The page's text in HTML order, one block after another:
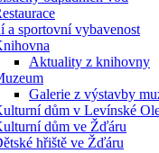
a sportovní vybavenost
Aktuality z knihovny
Galerie z výstavby
dům v Levínské
dům ve Žďáru
hřiště ve Žďáru